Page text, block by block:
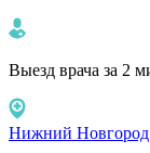
Выезд врача за 2
Нижний Новгород